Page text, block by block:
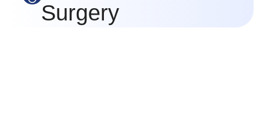
Surgery
»Promotions »Cosmetic Surgery